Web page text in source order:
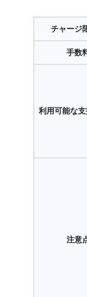
チャージ
手数
利用可能な
注意